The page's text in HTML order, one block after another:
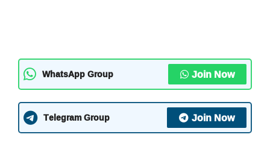
WhatsApp Group Join Now
Telegram Group Join Now